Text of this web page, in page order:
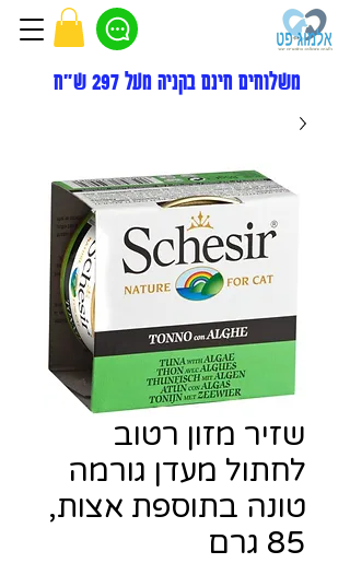
משלוחים חינם בקניה מעל 297 ש"ח
שזיר מזון רטוב
לחתול מעדן גורמה
טונה בתוספת אצות,
85 גרם